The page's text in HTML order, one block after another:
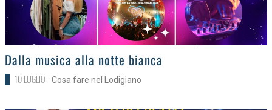
>
Dalla musica alla notte bianca
10 LUGLIO Cosa fare nel Lodigiano